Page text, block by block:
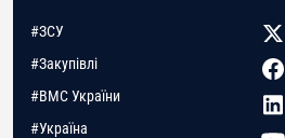
#ЗСУ
#Закупівлі
#ВМС України
#Україна